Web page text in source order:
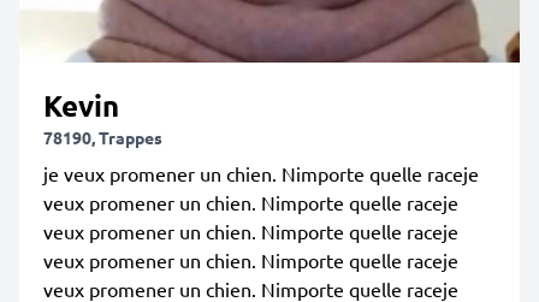
Kevin
78190, Trappes
je veux promener un chien. Nimporte quelle raceje
veux promener un chien. Nimporte quelle raceje
veux promener un chien. Nimporte quelle raceje
veux promener un chien. Nimporte quelle raceje
veux promener un chien. Nimporte quelle raceje